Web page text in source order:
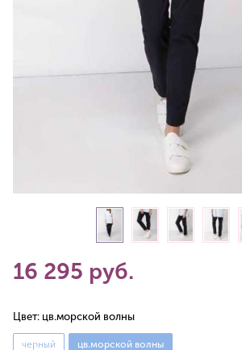
16 295 руб.
Цвет: цв.морской волны
черный цв.морской волны